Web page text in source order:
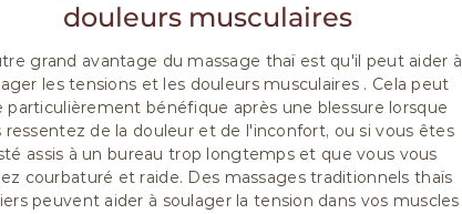
douleurs musculaires
grand avantage du massage thaï est qu'il peut aider à
les tensions et les douleurs musculaires . Cela peut
particulièrement bénéfique après une blessure lorsque
ressentez de la douleur et de l'inconfort, ou si vous êtes
assis à un bureau trop longtemps et que vous vous
courbaturé et raide. Des massages traditionnels thaïs
peuvent aider à soulager la tension dans vos muscles